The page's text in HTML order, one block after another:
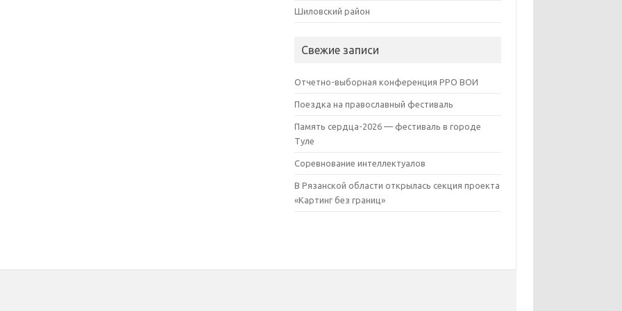
Шиловский район
Свежие записи
Отчетно-выборная конференция РРО ВОИ
Поездка на православный фестиваль
Память сердца-2026 — фестиваль в городе
Туле
Соревнование интеллектуалов
В Рязанской области открылась секция проекта
«Картинг без границ»